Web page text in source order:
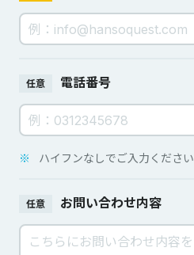
任意 電話番号
※ ハイフンなしでご入力ください
任意 お問い合わせ内容